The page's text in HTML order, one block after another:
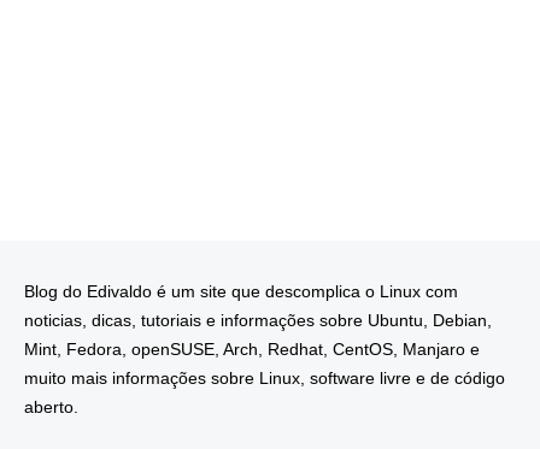
Blog do Edivaldo é um site que descomplica o Linux com
noticias, dicas, tutoriais e informações sobre Ubuntu, Debian,
Mint, Fedora, openSUSE, Arch, Redhat, CentOS, Manjaro e
muito mais informações sobre Linux, software livre e de código
aberto.